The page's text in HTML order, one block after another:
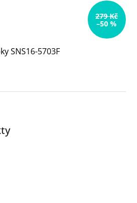
279 Kč
–50 %
SNS16-5703F